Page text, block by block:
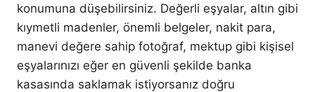
konumuna düşebilirsiniz. Değerli eşyalar, altın gibi
kıymetli madenler, önemli belgeler, nakit para,
manevi değere sahip fotoğraf, mektup gibi kişisel
eşyalarınızı eğer en güvenli şekilde banka
kasasında saklamak istiyorsanız doğru